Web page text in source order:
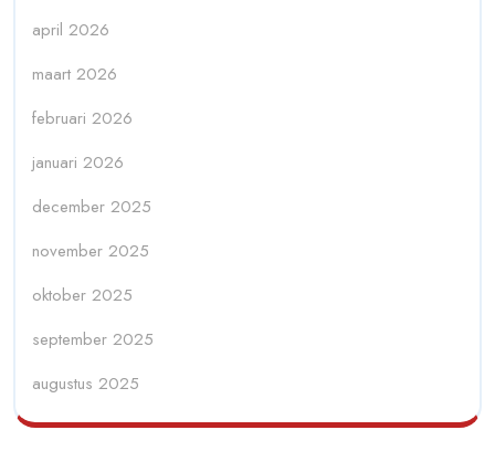
april 2026
maart 2026
februari 2026
januari 2026
december 2025
november 2025
oktober 2025
september 2025
augustus 2025